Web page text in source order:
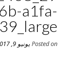
a1fa-
Posted onيونيو 9, 2017